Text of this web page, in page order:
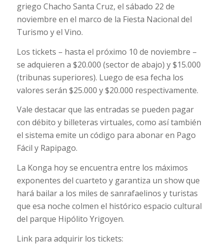
griego Chacho Santa Cruz, el sábado 22 de
noviembre en el marco de la Fiesta Nacional del
Turismo y el Vino.
Los tickets – hasta el próximo 10 de noviembre –
se adquieren a $20.000 (sector de abajo) y $15.000
(tribunas superiores). Luego de esa fecha los
valores serán $25.000 y $20.000 respectivamente.
Vale destacar que las entradas se pueden pagar
con débito y billeteras virtuales, como así también
el sistema emite un código para abonar en Pago
Fácil y Rapipago.
La Konga hoy se encuentra entre los máximos
exponentes del cuarteto y garantiza un show que
hará bailar a los miles de sanrafaelinos y turistas
que esa noche colmen el histórico espacio cultural
del parque Hipólito Yrigoyen.
Link para adquirir los tickets: